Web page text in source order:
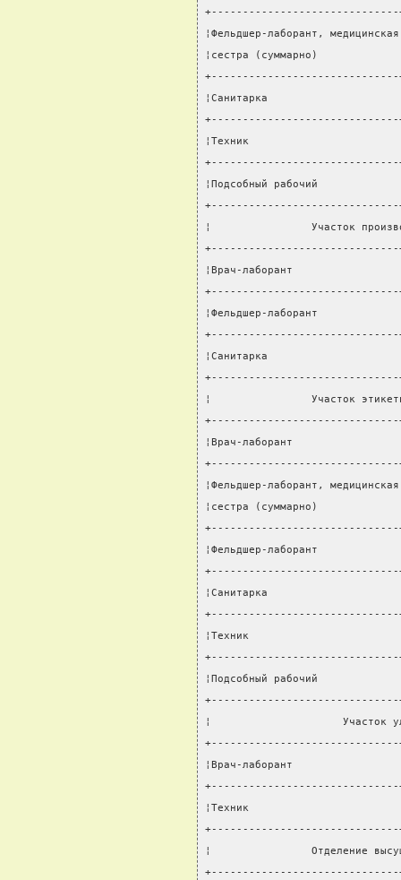
+------------------------------
¦Фельдшер-лаборант,
¦сестра (суммарно)
+------------------------------
¦Санитарка
+------------------------------
¦Техник
+------------------------------
¦Подсобный рабочий
+------------------------------
¦                Участок
+------------------------------
¦Врач-лаборант
+------------------------------
¦Фельдшер-лаборант
+------------------------------
¦Санитарка
+------------------------------
¦                Участок
+------------------------------
¦Врач-лаборант
+------------------------------
¦Фельдшер-лаборант,
¦сестра (суммарно)
+------------------------------
¦Фельдшер-лаборант
+------------------------------
¦Санитарка
+------------------------------
¦Техник
+------------------------------
¦Подсобный рабочий
+------------------------------
¦                     Участок
+------------------------------
¦Врач-лаборант
+------------------------------
¦Техник
+------------------------------
¦                Отделение
+------------------------------